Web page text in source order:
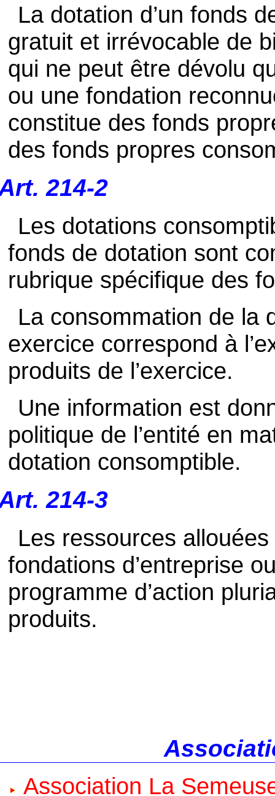
La dotation d’un fonds
gratuit et irrévocable de
qui ne peut être dévolu
ou une fondation
constitue des fonds
des fonds propres
214-2
Les dotations
fonds de dotation sont
rubrique spécifique des
La consommation de la
exercice correspond à
produits de l’exercice.
Une information est
politique de l’entité en
dotation consomptible.
214-3
Les ressources
fondations d’entreprise
programme d’action
produits.
Association La